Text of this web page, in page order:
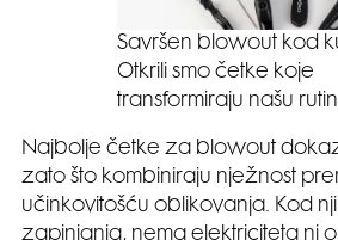
Savršen blowout kod
Otkrili smo četke koje
transformiraju našu
Najbolje četke za blowout
zato što kombiniraju nježnost
učinkovitošću oblikovanja. Kod
zapinjanja, nema elektriciteta ni